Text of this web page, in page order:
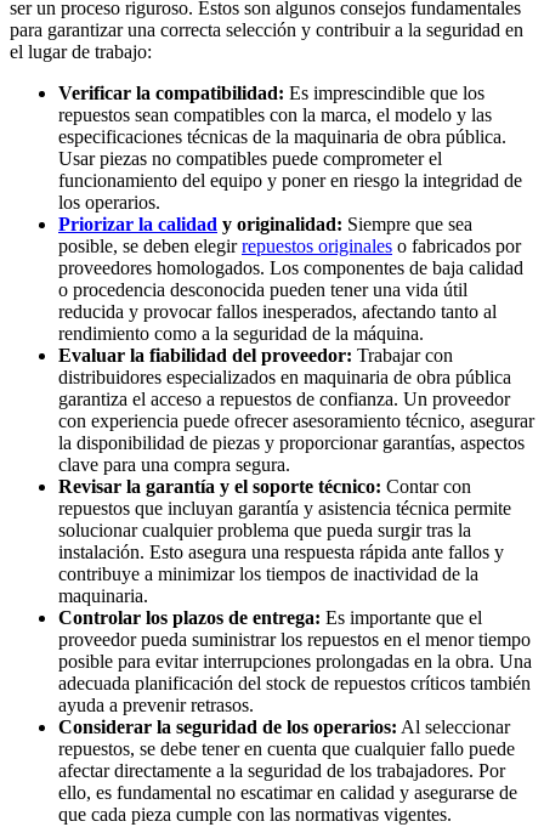
ser un proceso riguroso. Estos son algunos consejos fundamentales
para garantizar una correcta selección y contribuir a la seguridad en
el lugar de trabajo:
Verificar la compatibilidad: Es imprescindible que los
repuestos sean compatibles con la marca, el modelo y las
especificaciones técnicas de la maquinaria de obra pública.
Usar piezas no compatibles puede comprometer el
funcionamiento del equipo y poner en riesgo la integridad de
los operarios.
Priorizar la calidad y originalidad: Siempre que sea
posible, se deben elegirrepuestos originales o fabricados por
proveedores homologados. Los componentes de baja calidad
o procedencia desconocida pueden tener una vida útil
reducida y provocar fallos inesperados, afectando tanto al
rendimiento como a la seguridad de la máquina.
Evaluar la fiabilidad del proveedor: Trabajar con
distribuidores especializados en maquinaria de obra pública
garantiza el acceso a repuestos de confianza. Un proveedor
con experiencia puede ofrecer asesoramiento técnico, asegurar
la disponibilidad de piezas y proporcionar garantías, aspectos
clave para una compra segura.
Revisar la garantía y el soporte técnico: Contar con
repuestos que incluyan garantía y asistencia técnica permite
solucionar cualquier problema que pueda surgir tras la
instalación. Esto asegura una respuesta rápida ante fallos y
contribuye a minimizar los tiempos de inactividad de la
maquinaria.
Controlar los plazos de entrega: Es importante que el
proveedor pueda suministrar los repuestos en el menor tiempo
posible para evitar interrupciones prolongadas en la obra. Una
adecuada planificación del stock de repuestos críticos también
ayuda a prevenir retrasos.
Considerar la seguridad de los operarios: Al seleccionar
repuestos, se debe tener en cuenta que cualquier fallo puede
afectar directamente a la seguridad de los trabajadores. Por
ello, es fundamental no escatimar en calidad y asegurarse de
que cada pieza cumple con las normativas vigentes.